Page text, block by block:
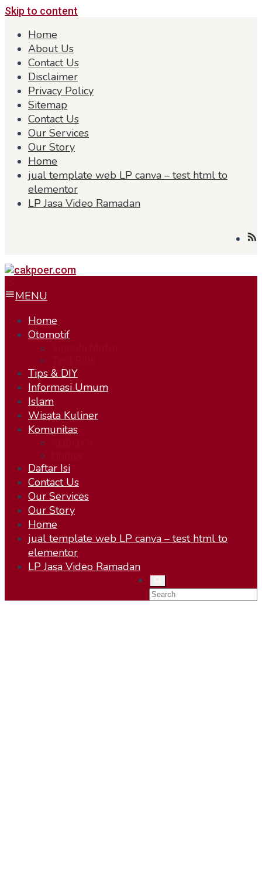
Skip to content
Home
About Us
Contact Us
Disclaimer
Privacy Policy
Sitemap
Contact Us
Our Services
Our Story
Home
jual template web LP canva – test html to
elementor
LP Jasa Video Ramadan
MENU
Home
Otomotif
Tips & DIY
Informasi Umum
Islam
Wisata Kuliner
Komunitas
Daftar Isi
Contact Us
Our Services
Our Story
Home
jual template web LP canva – test html to
elementor
LP Jasa Video Ramadan